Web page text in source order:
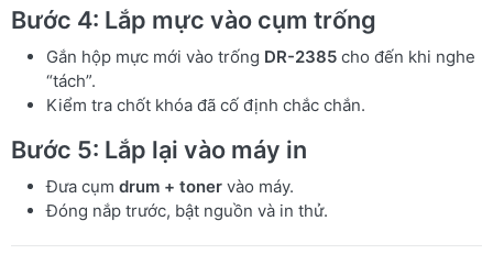
Bước 4: Lắp mực vào cụm trống
Gắn hộp mực mới vào trống DR-2385 cho đến khi nghe
“tách”.
Kiểm tra chốt khóa đã cố định chắc chắn.
Bước 5: Lắp lại vào máy in
Đưa cụm drum + toner vào máy.
Đóng nắp trước, bật nguồn và in thử.